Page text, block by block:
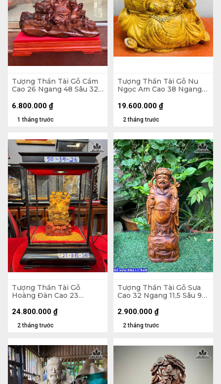
Tượng Thần Tài Gỗ Cẩm
Cao 26 Ngang 48 Sâu 32
1 tháng trước
6.800.000 ₫
Tượng Thần Tài Gỗ Nu
Ngọc Am Cao 38 Ngang
2 tháng trước
19.600.000 ₫
Tượng Thần Tài Gỗ
Hoàng Đàn Cao 23
2 tháng trước
24.800.000 ₫
Tượng Thần Tài Gỗ Sưa
Cao 32 Ngang 11,5 Sâu 9
2 tháng trước
2.900.000 ₫